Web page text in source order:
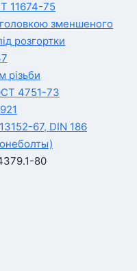
11674-75
зменшеного
розгортки
різьби
4751-73
67, DIN 186
80